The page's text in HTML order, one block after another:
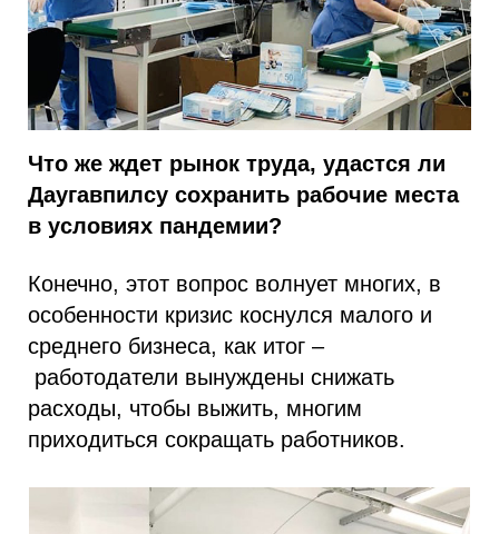
Что же ждет рынок труда, удастся ли
Даугавпилсу сохранить рабочие места
в условиях пандемии?
Конечно, этот вопрос волнует многих, в
особенности кризис коснулся малого и
среднего бизнеса, как итог –
работодатели вынуждены снижать
расходы, чтобы выжить, многим
приходиться сокращать работников.